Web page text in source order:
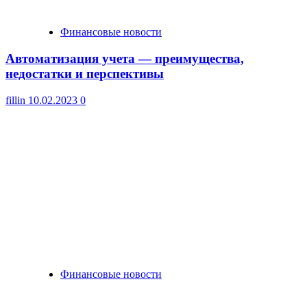
Финансовые новости
Автоматизация учета — преимущества,
недостатки и перспективы
fillin 10.02.2023 0
Финансовые новости